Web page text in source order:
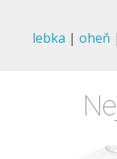
lebka | oheň |